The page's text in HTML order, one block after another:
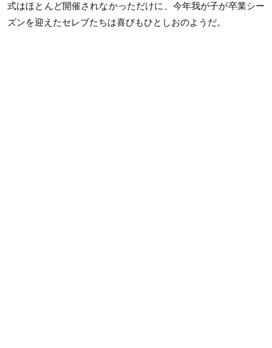
式はほとんど開催されなかっただけに、今年我が子が卒業シー
ズンを迎えたセレブたちは喜びもひとしおのようだ。